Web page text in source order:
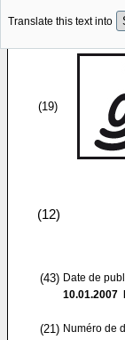
Translate this text into
(19)
(12)
(43) Date de
10.01.2007
(21) Numéro de